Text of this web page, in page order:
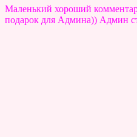
Маленький хороший
подарок для Админа)) Админ